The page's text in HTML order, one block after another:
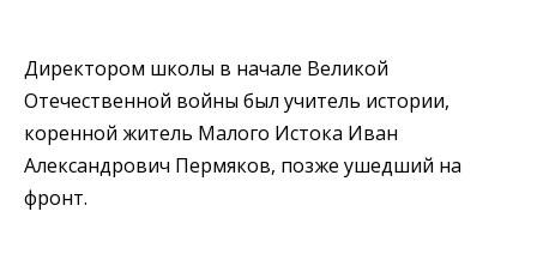
Директором школы в начале Великой
Отечественной войны был учитель истории,
коренной житель Малого Истока Иван
Александрович Пермяков, позже ушедший на
фронт.